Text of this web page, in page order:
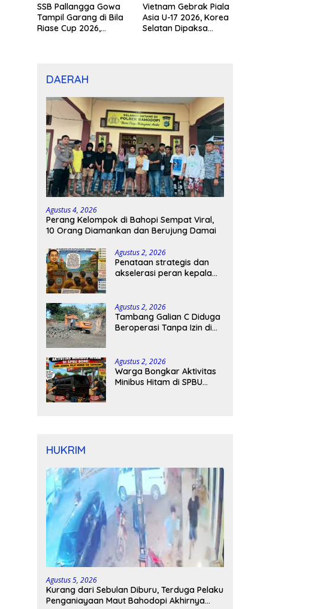
SSB Pallangga Gowa
Tampil Garang di Bila
Riase Cup 2026,
Vietnam Gebrak Piala
Asia U-17 2026, Korea
Selatan Dipaksa
DAERAH
Agustus 4, 2026
Perang Kelompok di Bahopi Sempat Viral,
10 Orang Diamankan dan Berujung Damai
Agustus 2, 2026
Penataan strategis dan
akselerasi peran kepala
Agustus 2, 2026
Tambang Galian C Diduga
Beroperasi Tanpa Izin di
Tangan
Agustus 2, 2026
Warga Bongkar Aktivitas
Minibus Hitam di SPBU
HUKRIM
Agustus 5, 2026
Kurang dari Sebulan Diburu, Terduga Pelaku
Penganiayaan Maut Bahodopi Akhirnya